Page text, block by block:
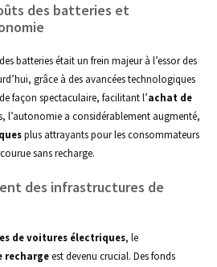
des batteries et
batteries était un frein majeur à l’essor des
grâce à des avancées technologiques
façon spectaculaire, facilitant l’achat de
l’autonomie a considérablement augmenté,
plus attrayants pour les consommateurs
sans recharge.
des infrastructures de
de voitures électriques, le
rechargeest devenu crucial. Des fonds